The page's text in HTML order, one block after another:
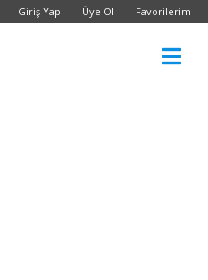
Giriş Yap Üye Ol Favorilerim